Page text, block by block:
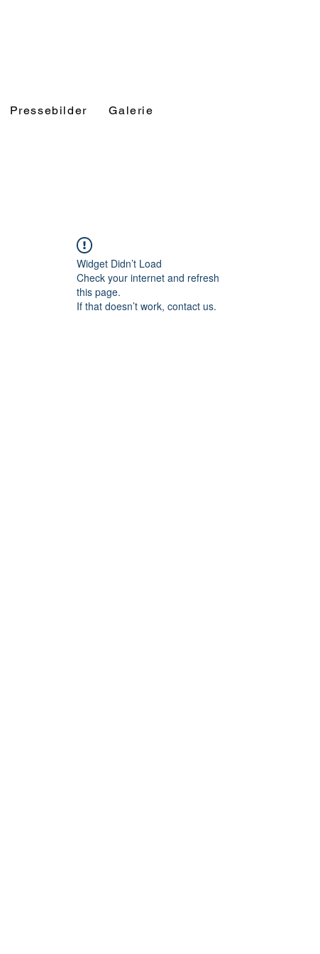
Pressebilder Galerie
Widget Didn’t Load
Check your internet and refresh
this page.
If that doesn’t work, contact us.